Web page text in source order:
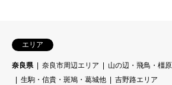
エリア
奈良県 奈良市周辺エリア
山の辺・飛鳥・橿
生駒・信貴・斑鳩・葛城他
吉野路エリア